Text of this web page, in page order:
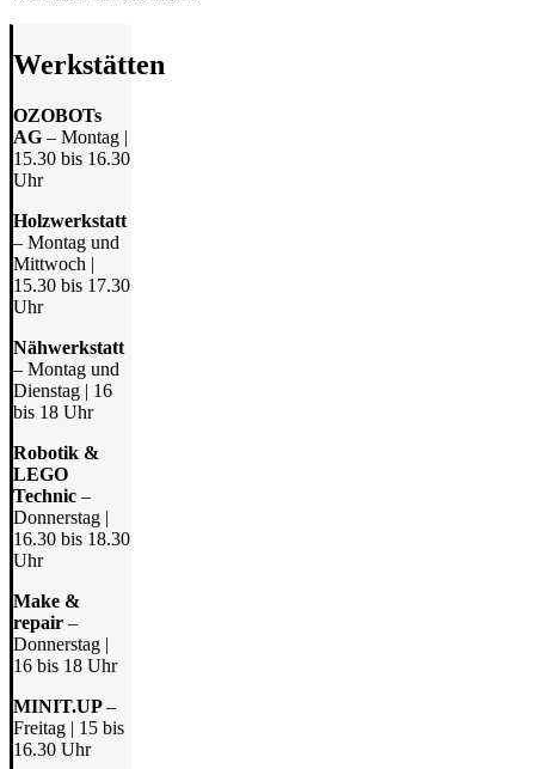
Werkstätten
OZOBOTs
AG – Montag |
15.30 bis 16.30
Uhr
Holzwerkstatt
– Montag und
Mittwoch |
15.30 bis 17.30
Uhr
Nähwerkstatt
– Montag und
Dienstag | 16
bis 18 Uhr
Robotik &
LEGO
Technic –
Donnerstag |
16.30 bis 18.30
Uhr
Make &
repair –
Donnerstag |
16 bis 18 Uhr
MINIT.UP–
Freitag | 15 bis
16.30 Uhr